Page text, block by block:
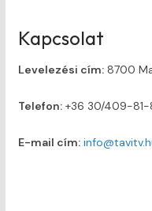
Kapcsolat
Levelezési cím:8700
Telefon:+36 30/409-
E-mail cím: